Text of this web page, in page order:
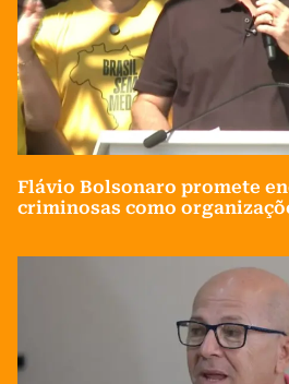
Flávio Bolsonaro promete
criminosas como